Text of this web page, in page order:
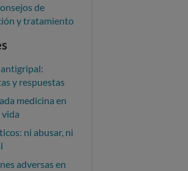
de
y tratamiento
y respuestas
medicina en
ni abusar, ni
adversas en